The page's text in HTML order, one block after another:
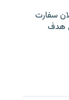
سفارت
هدف